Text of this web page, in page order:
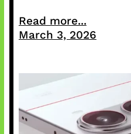
Read more...
March 3, 2026